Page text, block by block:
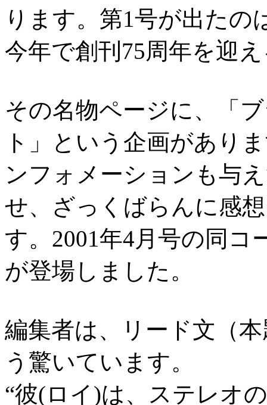
ります。第1号が出たの
今年で創刊75周年を迎
その名物ページに、「
ト」という企画があり
ンフォメーションも与
せ、ざっくばらんに感
す。2001年4月号の同
が登場しました。
編集者は、リード文（
う驚いています。
“彼(ロイ)は、ステレオ